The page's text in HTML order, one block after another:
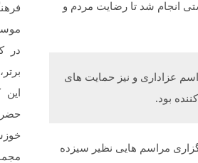
انجام شد تا رضایت مردم و
عزاداری و نیز حمایت های
بود.
مراسم هایی نظیر سیزده
در